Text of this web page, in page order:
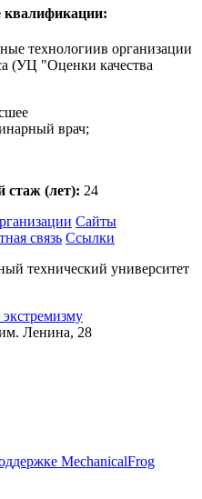
квалификации:
технологиив организации
(УЦ "Оценки качества
врач;
стаж (лет): 24
Сайты
связь Ссылки
технический университет
Ленина, 28
MechanicalFrog